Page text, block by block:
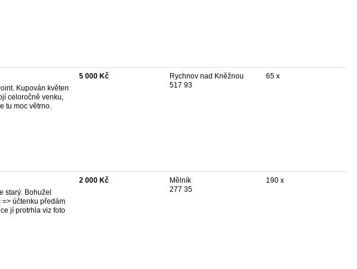
Kupován květen
celoročně venku,
tu moc větrno.
5 000 Kč
Rychnov nad Kněžnou
517 93
65 x
starý. Bohužel
účtenku předám
jí protrhla viz foto
2 000 Kč
Mělník
277 35
190 x